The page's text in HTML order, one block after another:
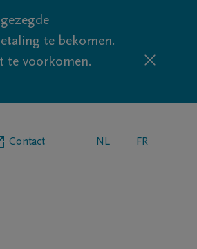
te bekomen.
te voorkomen.
Contact NL FR